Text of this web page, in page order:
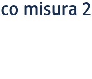
misura